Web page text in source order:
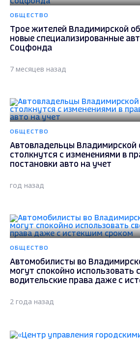
ОБЩЕСТВО
Трое жителей Владимирской
новые специализированные
Соцфонда
7 месяцев назад
ОБЩЕСТВО
Автовладельцы Владимирской
столкнутся с изменениями в
постановки авто на учет
год назад
ОБЩЕСТВО
Автомобилисты во
могут спокойно использовать
водительские права даже с
2 года назад